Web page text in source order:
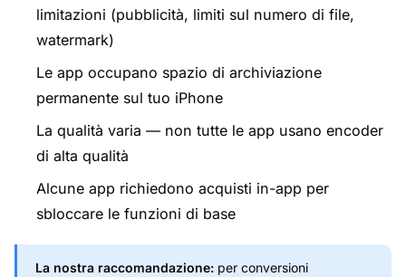
limitazioni (pubblicità, limiti sul numero di file,
watermark)
Le app occupano spazio di archiviazione
permanente sul tuo iPhone
La qualità varia — non tutte le app usano encoder
di alta qualità
Alcune app richiedono acquisti in-app per
sbloccare le funzioni di base
La nostra raccomandazione: per conversioni